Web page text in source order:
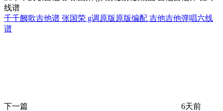
千千阙歌吉他谱 张国荣 g调原版原版编配 吉他吉他弹唱六线
谱
下一篇 6天前